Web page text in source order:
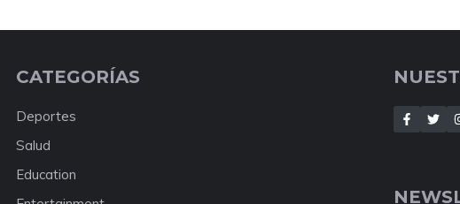
CATEGORÍAS
Deportes
Salud
Education